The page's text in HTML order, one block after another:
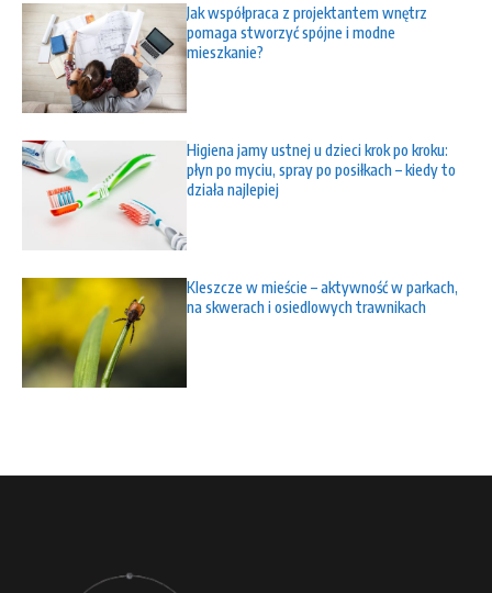
Jak współpraca z projektantem wnętrz
pomaga stworzyć spójne i modne
mieszkanie?
Higiena jamy ustnej u dzieci krok po kroku:
płyn po myciu, spray po posiłkach – kiedy to
działa najlepiej
Kleszcze w mieście – aktywność w parkach,
na skwerach i osiedlowych trawnikach